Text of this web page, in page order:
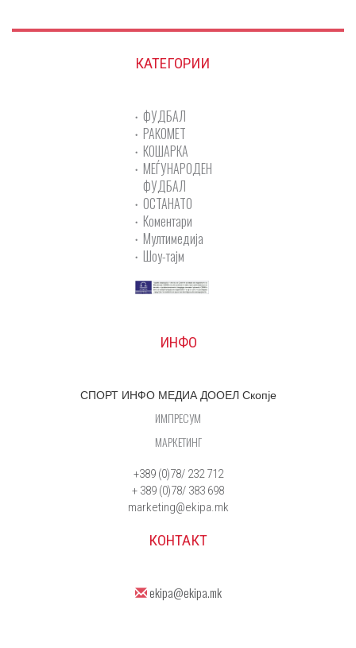
КАТЕГОРИИ
ФУДБАЛ
РАКОМЕТ
КОШАРКА
МЕЃУНАРОДЕН
ФУДБАЛ
ОСТАНАТО
Коментари
Мултимедија
Шоу-тајм
ИНФО
СПОРТ ИНФО МЕДИА ДООЕЛ Скопје
ИМПРЕСУМ
МАРКЕТИНГ
+389 (0)78/ 232 712
+ 389 (0)78/ 383 698
marketing@ekipa.mk
КОНТАКТ
ekipa@ekipa.mk